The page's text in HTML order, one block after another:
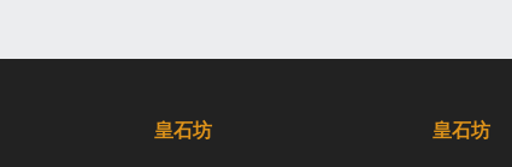
皇石坊 皇石坊